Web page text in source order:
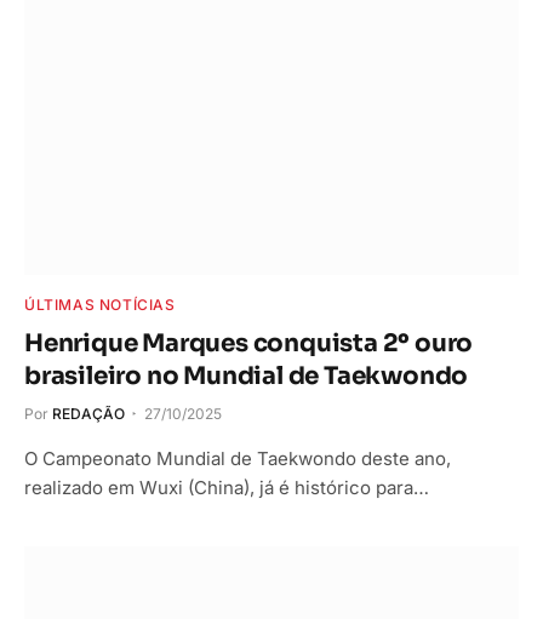
ÚLTIMAS NOTÍCIAS
Henrique Marques conquista 2º ouro
brasileiro no Mundial de Taekwondo
Por REDAÇÃO 27/10/2025
O Campeonato Mundial de Taekwondo deste ano,
realizado em Wuxi (China), já é histórico para…